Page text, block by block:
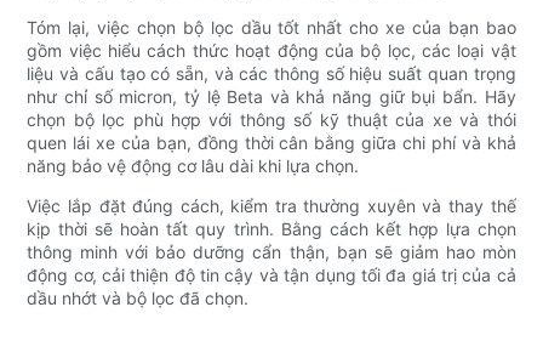
Tóm lại, việc chọn bộ lọc dầu tốt nhất cho xe của bạn bao
gồm việc hiểu cách thức hoạt động của bộ lọc, các loại vật
liệu và cấu tạo có sẵn, và các thông số hiệu suất quan trọng
như chỉ số micron, tỷ lệ Beta và khả năng giữ bụi bẩn. Hãy
chọn bộ lọc phù hợp với thông số kỹ thuật của xe và thói
quen lái xe của bạn, đồng thời cân bằng giữa chi phí và khả
năng bảo vệ động cơ lâu dài khi lựa chọn.
Việc lắp đặt đúng cách, kiểm tra thường xuyên và thay thế
kịp thời sẽ hoàn tất quy trình. Bằng cách kết hợp lựa chọn
thông minh với bảo dưỡng cẩn thận, bạn sẽ giảm hao mòn
động cơ, cải thiện độ tin cậy và tận dụng tối đa giá trị của cả
dầu nhớt và bộ lọc đã chọn.